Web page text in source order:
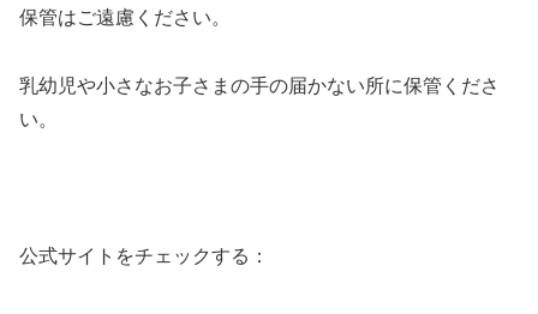
保管はご遠慮ください。
乳幼児や小さなお子さまの手の届かない所に保管くださ
い。
公式サイトをチェックする：